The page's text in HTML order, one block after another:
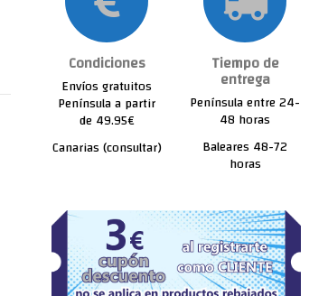
Condiciones
Envíos gratuitos
Península a partir
de 49.95€
Canarias (consultar)
Tiempo de
entrega
Península entre 24-
48 horas
Baleares 48-72
horas